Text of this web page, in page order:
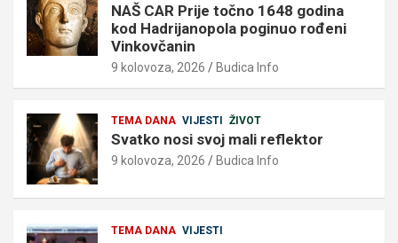
NAŠ CAR Prije točno 1648 godina
kod Hadrijanopola poginuo rođeni
Vinkovčanin
9 kolovoza, 2026 Budica Info
TEMA DANA VIJESTI ŽIVOT
Svatko nosi svoj mali reflektor
9 kolovoza, 2026 Budica Info
TEMA DANA VIJESTI